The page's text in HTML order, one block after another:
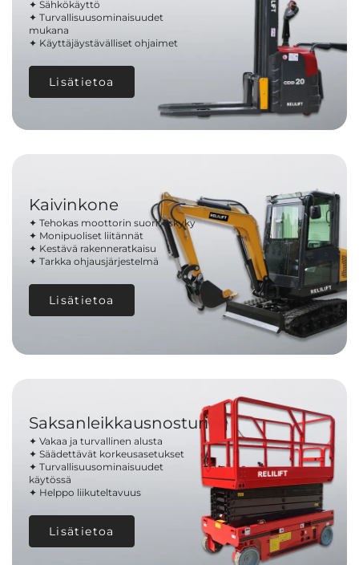
✦ Sähkökäyttö
✦ Turvallisuusominaisuudet
mukana
✦ Käyttäjäystävälliset ohjaimet
Lisätietoa
Kaivinkone
✦ Tehokas moottorin suorituskyky
✦ Monipuoliset liitännät
✦ Kestävä rakenneratkaisu
✦ Tarkka ohjausjärjestelmä
Lisätietoa
Saksanleikkausnosturi
✦ Vakaa ja turvallinen alusta
✦ Säädettävät korkeusasetukset
✦ Turvallisuusominaisuudet
käytössä
✦ Helppo liikuteltavuus
Lisätietoa